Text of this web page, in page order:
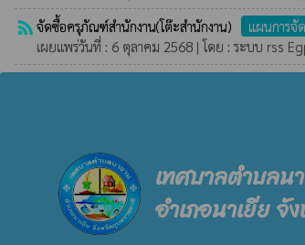
rss_feed จัดซื้อครุภัณฑ์สำนักงาน(โต๊ะสำนักงาน)
แผนการจั
เผยแพร่วันที่ : 6 ตุลาคม 2568 | โดย : ระบบ rss
เทศบาลตำบลน
อำเภอนาเยีย จั